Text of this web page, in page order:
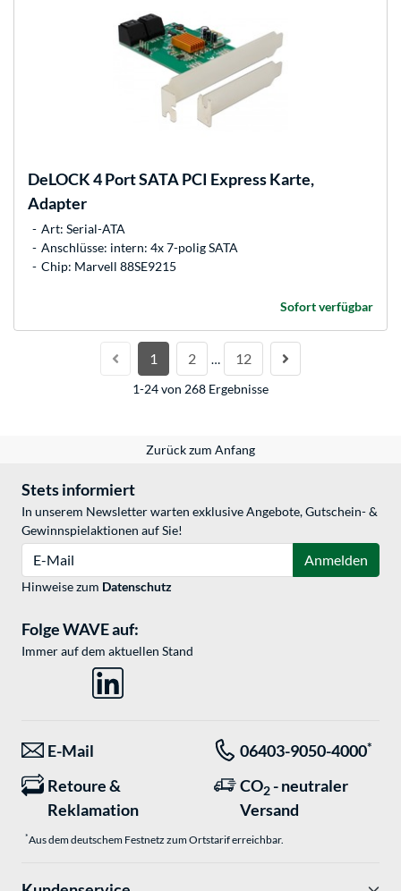
DeLOCK4 Port SATA PCI Express Karte,
Adapter
Art: Serial-ATA
Anschlüsse: intern: 4x 7-polig SATA
Chip: Marvell 88SE9215
Sofort verfügbar
1 2 … 12
1-24 von 268 Ergebnisse
Zurück zum Anfang
Stets informiert
In unserem Newsletter warten exklusive Angebote, Gutschein- &
Gewinnspielaktionen auf Sie!
Anmelden
Hinweise zum Datenschutz
Folge WAVE auf:
Immer auf dem aktuellen Stand
E-Mail 06403-9050-4000*
Retoure &
Reklamation
CO2 - neutraler
Versand
*Aus dem deutschem Festnetz zum Ortstarif erreichbar.